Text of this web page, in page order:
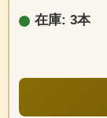
在庫: 3本